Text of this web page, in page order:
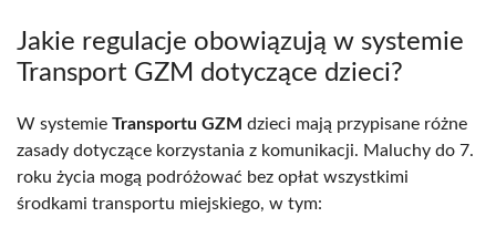
Jakie regulacje obowiązują w systemie
Transport GZM dotyczące dzieci?
W systemie Transportu GZM dzieci mają przypisane różne
zasady dotyczące korzystania z komunikacji. Maluchy do 7.
roku życia mogą podróżować bez opłat wszystkimi
środkami transportu miejskiego, w tym: